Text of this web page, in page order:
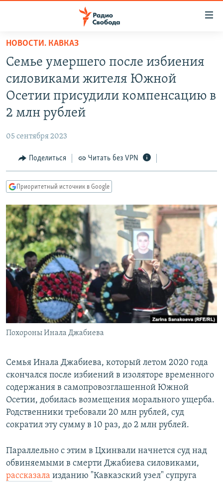
упрощенного
доступа
основному
содержанию
навигации
Вернутся
ПОДКАСТЫ
АВТОРСКИЕ ПРОЕКТЫ
ЦИТАТЫ СВОБОДЫ
КУЛЬТУРА
IDEL.РЕАЛИИ
КАВКАЗ.РЕАЛИИ
СИБИРЬ.РЕАЛИИ
РАСПИСАНИЕ ВЕЩАНИЯ
ПОДПИШИТЕСЬ НА РАССЫЛКУ
СОЦИАЛЬНЫЕ СЕТИ
НОВОСТИ. КАВКАЗ
Семье умершего после избиения
силовиками жителя Южной
Осетии присудили компенсацию в
2 млн рублей
05 сентября 2023
Поделиться Читать без VPN
Приоритетный источник в Google
Похороны Инала Джабиева
Семья Инала Джабиева, который летом 2020 года
скончался после избиений в изоляторе временного
содержания в самопровозглашенной Южной
Осетии, добилась возмещения морального ущерба.
Родственники требовали 20 млн рублей, суд
сократил эту сумму в 10 раз, до 2 млн рублей.
Параллельно с этим в Цхинвали начнется суд над
обвиняемыми в смерти Джабиева силовиками,
рассказала изданию "Кавказский узел" супруга